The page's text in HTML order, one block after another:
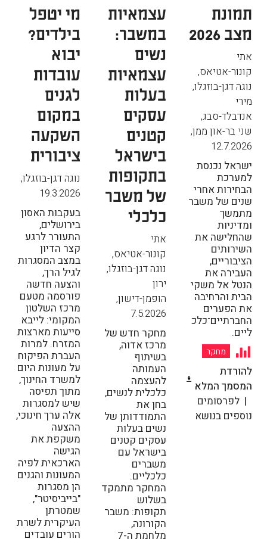
תמונת
מצב 2026
אתי
קונור-אטיאס,
נוגה דגן-בוזגלו,
מירי
אנדבלד-סבג,
שני בר-און ממן,
12.7.2026
ישראל נכנסת
למערכת
הבחירות אחרי
שנים של משבר
מתמשך
ומדיניות
שהחלישה את
השירותים
הציבוריים,
העבירה את
הנטל אל משקי
הבית והרחיבה
את הפערים
החברתיים־כלכ
ליים.
מחקר
להורדת
המסמך המלא
לפרסומים
נוספים בנושא
עצמאיות
במשבר:
נשים
עצמאיות
בעלות
עסקים
קטנים
בישראל
בתקופות
של משבר
כלכלי
אתי
קונור-אטיאס,
נוגה דגן-בוזגלו,
ירון
הופמן-דישון,
7.5.2026
מחקר חדש של
מרכז אדוה,
בשיתוף
העמותה
להעצמה
כלכלית לנשים,
בחן את
התמודדותן של
נשים בעלות
עסקים קטנים
בישראל עם
משברים
כלכליים.
המחקר מתמקד
בשלוש
תקופות: משבר
הקורונה,
מלחמת ה-7
מי יטפל
בילדים?
יבוא
עובדות
לגנים
במקום
השקעה
ציבורית
נוגה דגן-בוזגלו,
19.3.2026
בעקבות האסון
בירושלים,
התעורר לרגע
קצר הדיון
במצב המסגרות
לגיל הרך,
והצעה חדשה
פורסמה מטעם
מרכז השלטון
המקומי: לייבא
סייעות מארצות
המזרח. למרות
העברת הפיקוח
על מעונות היום
למשרד החינוך,
מתוך תפיסה
שיש למסגרות
אלה ערך חינוכי,
ההצעה
משקפת את
הגישה
הארכאית לפיה
המעונות והגנים
הן מסגרות
"בייביסיטר",
שמטרתן
העיקרית לשרת
הורים עובדים